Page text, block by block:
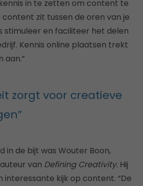
in te zetten om content te
content zit tussen de oren van je
stimuleer en faciliteer het delen
Kennis online plaatsen trekt
aan.”
zorgt voor creatieve
in de bijt was Wouter Boon,
van Defining Creativity. Hij
interessante kijk op content. “De